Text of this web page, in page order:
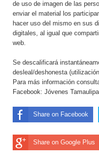
de uso de imagen de las
enviar el material los
hacer uso del mismo en sus
digitales, al igual que
web.
Se descalificará
desleal/deshonesta
Para más información
Facebook: Jóvenes
Share on Facebook
Share on Google Plus